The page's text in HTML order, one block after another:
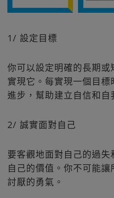
1/ 設定目標
你可以設定明確的長期
實現它。每實現一個目
進步，幫助建立自信和自
2/ 誠實面對自己
要客觀地面對自己的過
自己的價值。你不可能
討厭的勇氣。